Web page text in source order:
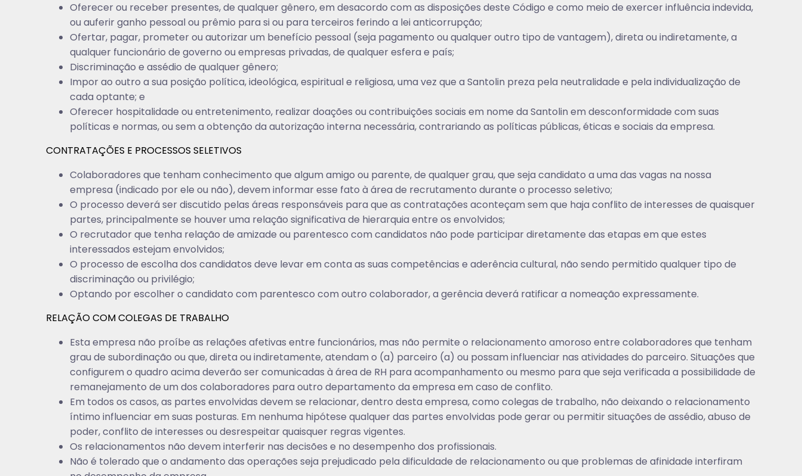
Oferecer ou receber presentes, de qualquer gênero, em desacordo com as disposições deste Código e como meio de exercer influência indevida,
ou auferir ganho pessoal ou prêmio para si ou para terceiros ferindo a lei anticorrupção;
Ofertar, pagar, prometer ou autorizar um benefício pessoal (seja pagamento ou qualquer outro tipo de vantagem), direta ou indiretamente, a
qualquer funcionário de governo ou empresas privadas, de qualquer esfera e país;
Discriminação e assédio de qualquer gênero;
Impor ao outro a sua posição política, ideológica, espiritual e religiosa, uma vez que a Santolin preza pela neutralidade e pela individualização de
cada optante; e
Oferecer hospitalidade ou entretenimento, realizar doações ou contribuições sociais em nome da Santolin em desconformidade com suas
políticas e normas, ou sem a obtenção da autorização interna necessária, contrariando as políticas públicas, éticas e sociais da empresa.
CONTRATAÇÕES E PROCESSOS SELETIVOS
Colaboradores que tenham conhecimento que algum amigo ou parente, de qualquer grau, que seja candidato a uma das vagas na nossa
empresa (indicado por ele ou não), devem informar esse fato à área de recrutamento durante o processo seletivo;
O processo deverá ser discutido pelas áreas responsáveis para que as contratações aconteçam sem que haja conflito de interesses de quaisquer
partes, principalmente se houver uma relação significativa de hierarquia entre os envolvidos;
O recrutador que tenha relação de amizade ou parentesco com candidatos não pode participar diretamente das etapas em que estes
interessados estejam envolvidos;
O processo de escolha dos candidatos deve levar em conta as suas competências e aderência cultural, não sendo permitido qualquer tipo de
discriminação ou privilégio;
Optando por escolher o candidato com parentesco com outro colaborador, a gerência deverá ratificar a nomeação expressamente.
RELAÇÃO COM COLEGAS DE TRABALHO
Esta empresa não proíbe as relações afetivas entre funcionários, mas não permite o relacionamento amoroso entre colaboradores que tenham
grau de subordinação ou que, direta ou indiretamente, atendam o (a) parceiro (a) ou possam influenciar nas atividades do parceiro. Situações que
configurem o quadro acima deverão ser comunicadas à área de RH para acompanhamento ou mesmo para que seja verificada a possibilidade de
remanejamento de um dos colaboradores para outro departamento da empresa em caso de conflito.
Em todos os casos, as partes envolvidas devem se relacionar, dentro desta empresa, como colegas de trabalho, não deixando o relacionamento
íntimo influenciar em suas posturas. Em nenhuma hipótese qualquer das partes envolvidas pode gerar ou permitir situações de assédio, abuso de
poder, conflito de interesses ou desrespeitar quaisquer regras vigentes.
Os relacionamentos não devem interferir nas decisões e no desempenho dos profissionais.
Não é tolerado que o andamento das operações seja prejudicado pela dificuldade de relacionamento ou que problemas de afinidade interfiram